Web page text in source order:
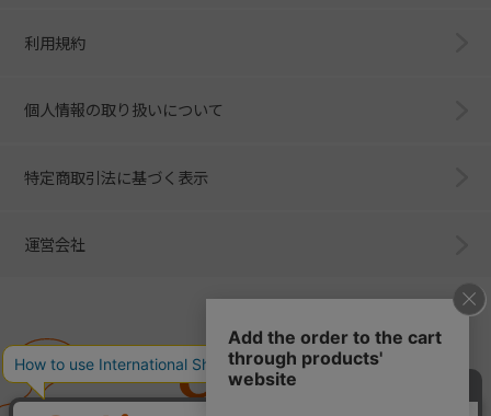
利用規約
個人情報の取り扱いについて
特定商取引法に基づく表示
運営会社